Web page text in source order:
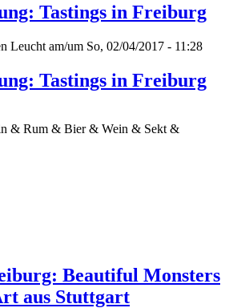
Tastings in Freiburg
Leucht am/um So, 02/04/2017 - 11:28
Tastings in Freiburg
& Rum & Bier & Wein & Sekt &
Beautiful Monsters
aus Stuttgart